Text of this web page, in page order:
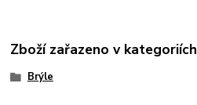
Zboží zařazeno v kategoriích
Brýle